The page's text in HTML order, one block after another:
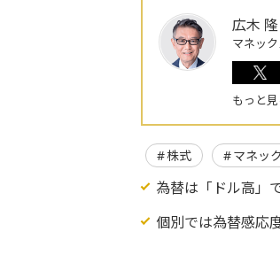
広木 隆
マネッ
もっと見
株式 マネッ
為替は「ドル高」
個別では為替感応